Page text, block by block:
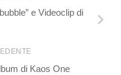
e Videoclip di
di Kaos One